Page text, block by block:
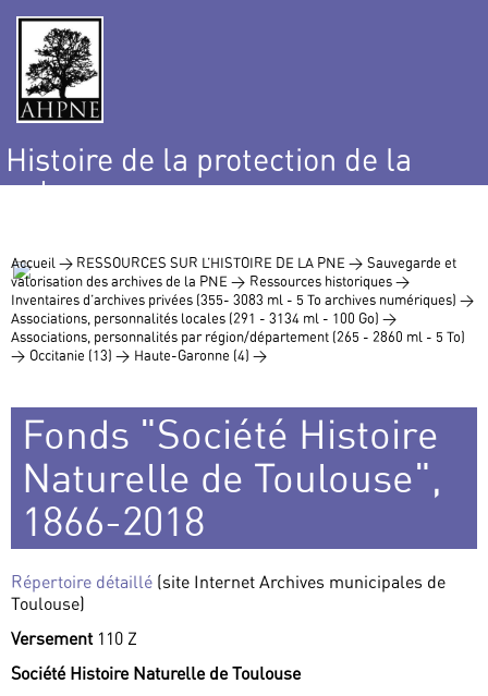
Histoire de la protection de la
nature
Accueil > RESSOURCES SUR L’HISTOIRE DE LA PNE > Sauvegarde et
valorisation des archives de la PNE > Ressources historiques >
Inventaires d’archives privées (355- 3083 ml - 5 To archives numériques) >
Associations, personnalités locales (291 - 3134 ml - 100 Go) >
Associations, personnalités par région/département (265 - 2860 ml - 5 To)
> Occitanie (13) > Haute-Garonne (4) >
Fonds "Société Histoire
Naturelle de Toulouse",
1866-2018
Répertoire détaillé (site Internet Archives municipales de
Toulouse)
Versement 110 Z
Société Histoire Naturelle de Toulouse